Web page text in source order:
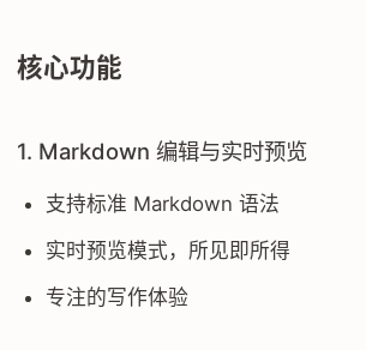
核心功能
1. Markdown 编辑与实时预览
支持标准 Markdown 语法
实时预览模式，所见即所得
专注的写作体验